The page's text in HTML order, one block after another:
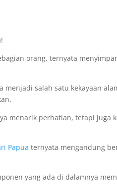
orang, ternyata
salah satu kekayaan
menarik perhatian, tetapi juga
Papua ternyata mengandung
yang ada di dalamnya